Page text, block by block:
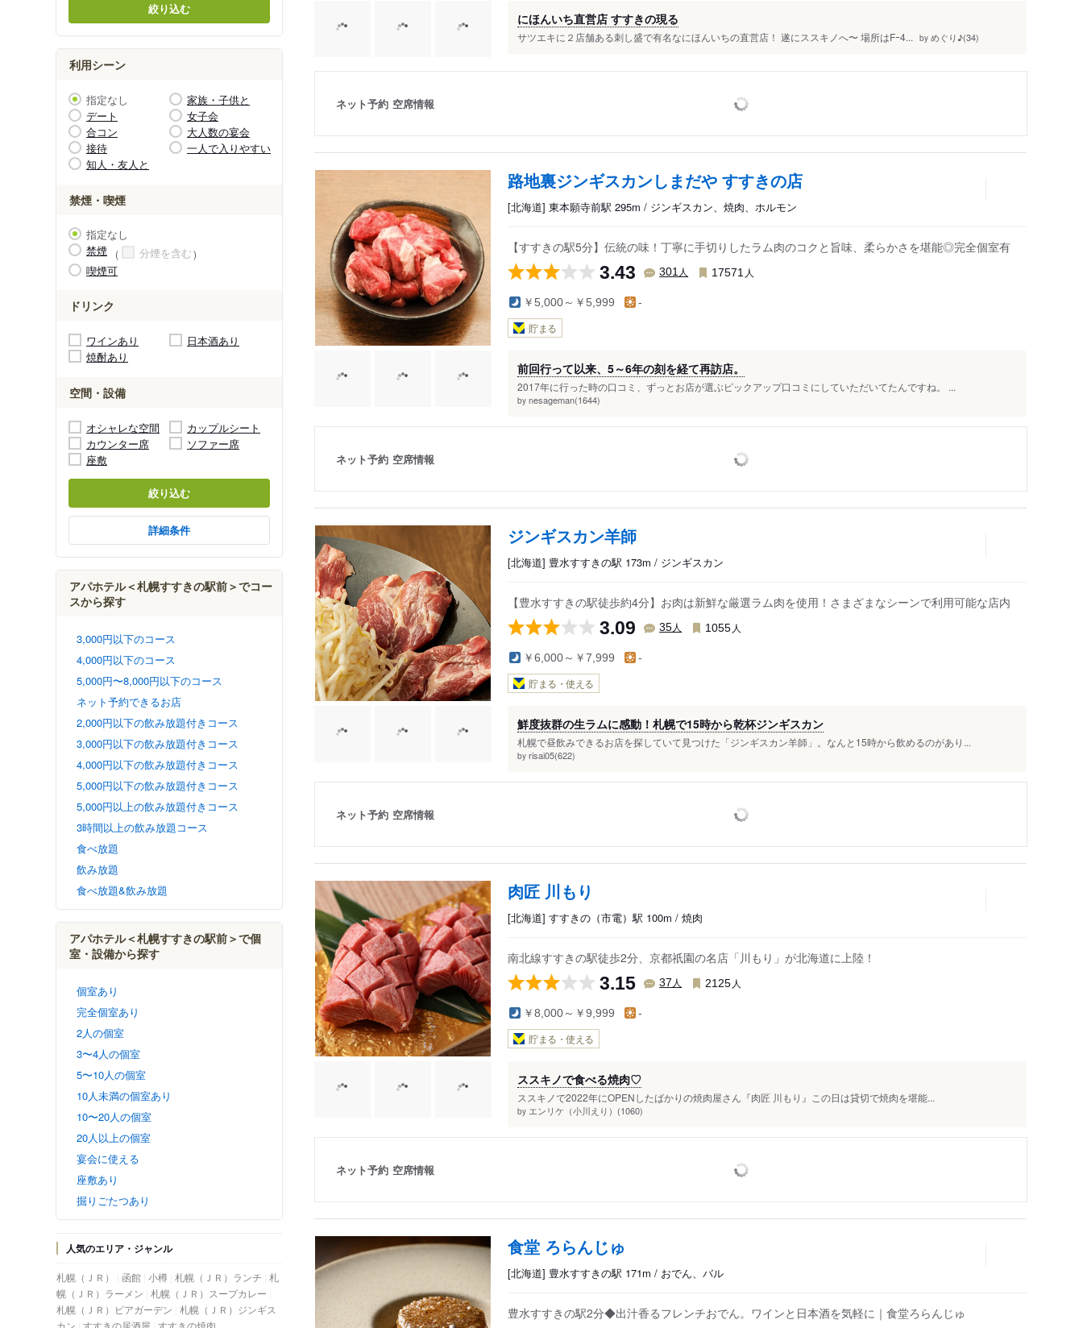
絞り込む
利用シーン
指定なし
家族・子供と
デート
女子会
合コン
大人数の宴会
接待
一人で入りやすい
知人・友人と
禁煙・喫煙
指定なし
禁煙
分煙を含む
喫煙可
ドリンク
ワインあり
日本酒あり
焼酎あり
空間・設備
オシャレな空間
カップルシート
カウンター席
ソファー席
座敷
絞り込む
詳細条件
アパホテル＜札幌すすきの駅前＞でコー
スから探す
3,000円以下のコース
4,000円以下のコース
5,000円〜8,000円以下のコース
ネット予約できるお店
2,000円以下の飲み放題付きコース
3,000円以下の飲み放題付きコース
4,000円以下の飲み放題付きコース
5,000円以下の飲み放題付きコース
5,000円以上の飲み放題付きコース
3時間以上の飲み放題コース
食べ放題
飲み放題
食べ放題&飲み放題
アパホテル＜札幌すすきの駅前＞で個
室・設備から探す
個室あり
完全個室あり
2人の個室
3〜4人の個室
5〜10人の個室
10人未満の個室あり
10〜20人の個室
20人以上の個室
宴会に使える
座敷あり
掘りごたつあり
人気のエリア・ジャンル
札幌（ＪＲ） 函館 小樽 札幌（ＪＲ）ランチ 札
幌（ＪＲ）ラーメン 札幌（ＪＲ）スープカレー
札幌（ＪＲ）ビアガーデン 札幌（ＪＲ）ジンギス
カン すすきの居酒屋 すすきの焼肉
にほんいち直営店 すすきの現る
サツエキに２店舗ある刺し盛で有名なにほんいちの直営店！ 遂にススキノへ〜 場所はFｰ4... by めぐり♪(34)
ネット予約 空席情報
路地裏ジンギスカンしまだや すすきの店
[北海道] 東本願寺前駅 295m / ジンギスカン、焼肉、ホルモン
【すすきの駅5分】伝統の味！丁寧に手切りしたラム肉のコクと旨味、柔らかさを堪能◎完全個室有
3.43 301人 17571 人
￥5,000～￥5,999 -
貯まる
前回行って以来、5～6年の刻を経て再訪店。
2017年に行った時の口コミ、ずっとお店が選ぶピックアップ口コミにしていただいてたんですね。 ...
by nesageman(1644)
ネット予約 空席情報
ジンギスカン羊師
[北海道] 豊水すすきの駅 173m / ジンギスカン
【豊水すすきの駅徒歩約4分】お肉は新鮮な厳選ラム肉を使用！さまざまなシーンで利用可能な店内
3.09 35人 1055 人
￥6,000～￥7,999 -
貯まる・使える
鮮度抜群の生ラムに感動！札幌で15時から乾杯ジンギスカン
札幌で昼飲みできるお店を探していて見つけた「ジンギスカン羊師」。なんと15時から飲めるのがあり...
by risai05(622)
ネット予約 空席情報
肉匠 川もり
[北海道] すすきの（市電）駅 100m / 焼肉
南北線すすきの駅徒歩2分、京都祇園の名店「川もり」が北海道に上陸！
3.15 37 人 2125 人
￥8,000～￥9,999 -
貯まる・使える
ススキノで食べる焼肉♡
ススキノで 2022年にOPENしたばかりの焼肉屋さん『肉匠 川もり』この日は貸切で焼肉を堪能...
by エンリケ（小川えり）(1060)
ネット予約 空席情報
食堂 ろらんじゅ
[北海道] 豊水すすきの駅 171m / おでん、バル
豊水すすきの駅2分◆出汁香るフレンチおでん。ワインと日本酒を気軽に｜食堂ろらんじゅ